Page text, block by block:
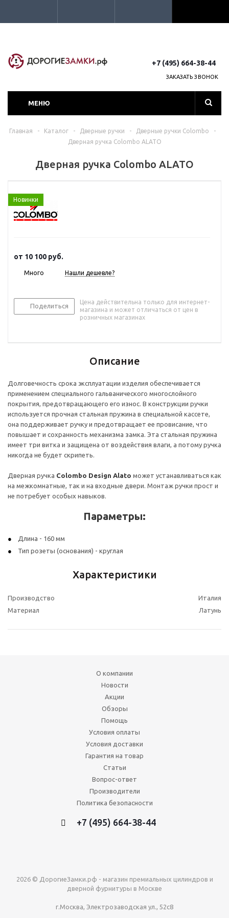
+7 (495) 664-38-44
ЗАКАЗАТЬ ЗВОНОК
МЕНЮ
Главная - Каталог - Дверные ручки - Дверные ручки Colombo
-
Дверная ручка Colombo ALATO
Дверная ручка Colombo ALATO
Новинки
от 10 100 руб.
Много Нашли дешевле?
Поделиться
Цена действительна только для интернет-
магазина и может отличаться от цен в
розничных магазинах
Описание
Долговечность срока эксплуатации изделия обеспечивается
применением специального гальванического многослойного
покрытия, предотвращающего его износ. В конструкции ручки
используется прочная стальная пружина в специальной кассете,
она поддерживает ручку и предотвращает ее провисание, что
повышает и сохранность механизма замка. Эта стальная пружина
имеет три витка и защищена от воздействия влаги, а потому ручка
никогда не будет скрипеть.
Дверная ручка Colombo Design Alato может устанавливаться как
на межкомнатные, так и на входные двери. Монтаж ручки прост и
не потребует особых навыков.
Параметры:
Длина - 160 мм
Тип розеты (основания) - круглая
Характеристики
Производство
Италия
Материал
Латунь
О компании
Новости
Акции
Обзоры
Помощь
Условия оплаты
Условия доставки
Гарантия на товар
Статьи
Вопрос-ответ
Производители
Политика безопасности
+7 (495) 664-38-44
2026 © ДорогиеЗамки.рф - магазин премиальных цилиндров и
дверной фурнитуры в Москве
г.Москва, Электрозаводская ул., 52с8